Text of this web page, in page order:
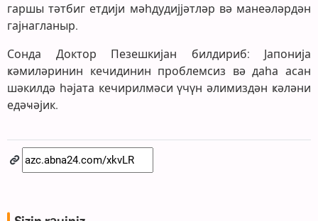
гаршы тәтбиг етдији мәһдудијјәтләр вә манеәләрдән
гајнагланыр.
Сонда Доктор Пезешкијан билдириб: Јапонија
ҝәмиләринин кечидинин проблемсиз вә даһа асан
шәкилдә һәјата кечирилмәси үчүн әлимиздән ҝәләни
едәҹәјик.